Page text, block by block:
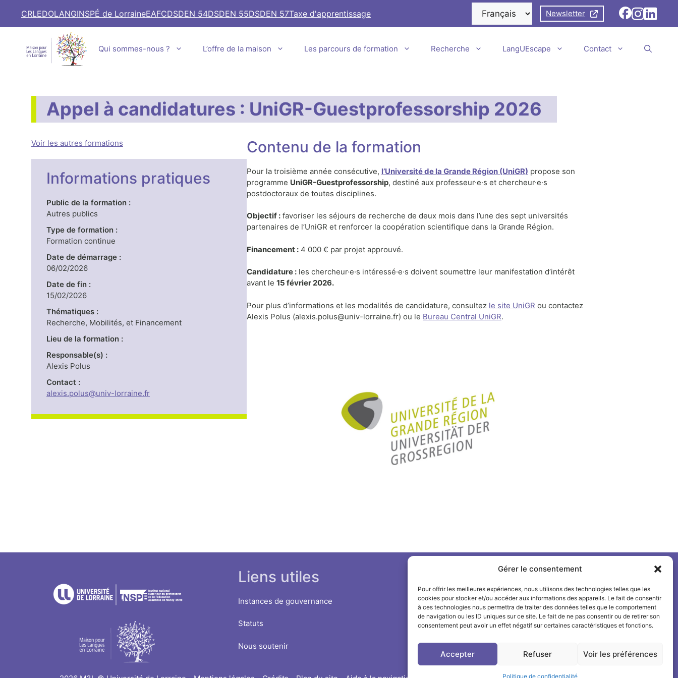
Gérer le consentement
Pour offrir les meilleures expériences, nous utilisons des technologies telles que les
cookies pour stocker et/ou accéder aux informations des appareils. Le fait de consentir
à ces technologies nous permettra de traiter des données telles que le comportement
de navigation ou les ID uniques sur ce site. Le fait de ne pas consentir ou de retirer son
consentement peut avoir un effet négatif sur certaines caractéristiques et fonctions.
Accepter Refuser Voir les préférences
Politique de confidentialité
contenu
CRLEDOLANGINSPÉ de LorraineEAFCDSDEN 54DSDEN 55DSDEN 57Taxe d'apprentissage Newsletter
Qui sommes-nous ? L’offre de la maison Les parcours de formation Recherche LangUEscape Contact
Appel à candidatures : UniGR-Guestprofessorship 2026
Voir les autres formations
Informations pratiques
Public de la formation :
Autres publics
Type de formation :
Formation continue
Date de démarrage :
06/02/2026
Date de fin :
15/02/2026
Thématiques :
Recherche, Mobilités, et Financement
Lieu de la formation :
Responsable(s) :
Alexis Polus
Contact :
alexis.polus@univ-lorraine.fr
Contenu de la formation
Pour la troisième année consécutive, l’Université de la Grande Région (UniGR) propose son
programme UniGR-Guestprofessorship, destiné aux professeur·e·s et chercheur·e·s
postdoctoraux de toutes disciplines.
Objectif : favoriser les séjours de recherche de deux mois dans l’une des sept universités
partenaires de l’UniGR et renforcer la coopération scientifique dans la Grande Région.
Financement : 4 000 € par projet approuvé.
Candidature : les chercheur·e·s intéressé·e·s doivent soumettre leur manifestation d’intérêt
avant le 15 février 2026.
Pour plus d’informations et les modalités de candidature, consultez le site UniGR ou contactez
Alexis Polus (alexis.polus@univ-lorraine.fr) ou le Bureau Central UniGR.
Liens utiles
Instances de gouvernance
Statuts
Nous soutenir
Suivre l'INSPÉ sur
LinkedIn
Facebook
Instagram